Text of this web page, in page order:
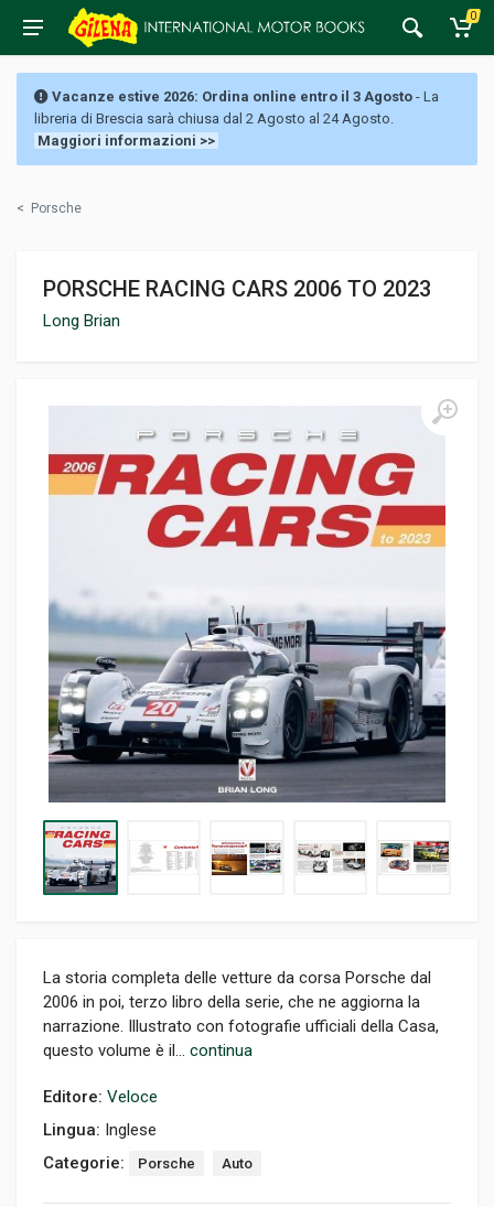
0
Vacanze estive 2026: Ordina online entro il 3 Agosto - La
libreria di Brescia sarà chiusa dal 2 Agosto al 24 Agosto.
Maggiori informazioni >>
< Porsche
PORSCHE RACING CARS 2006 TO 2023
Long Brian
La storia completa delle vetture da corsa Porsche dal
2006 in poi, terzo libro della serie, che ne aggiorna la
narrazione. Illustrato con fotografie ufficiali della Casa,
questo volume è il... continua
Editore: Veloce
Lingua: Inglese
Categorie:
Porsche Auto